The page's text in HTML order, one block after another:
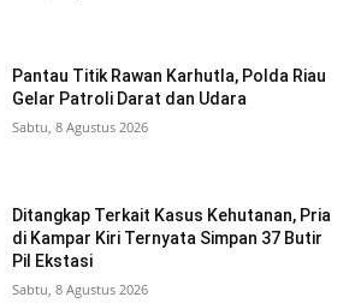
Pantau Titik Rawan Karhutla, Polda Riau
Gelar Patroli Darat dan Udara
Sabtu, 8 Agustus 2026
Ditangkap Terkait Kasus Kehutanan, Pria
di Kampar Kiri Ternyata Simpan 37 Butir
Pil Ekstasi
Sabtu, 8 Agustus 2026